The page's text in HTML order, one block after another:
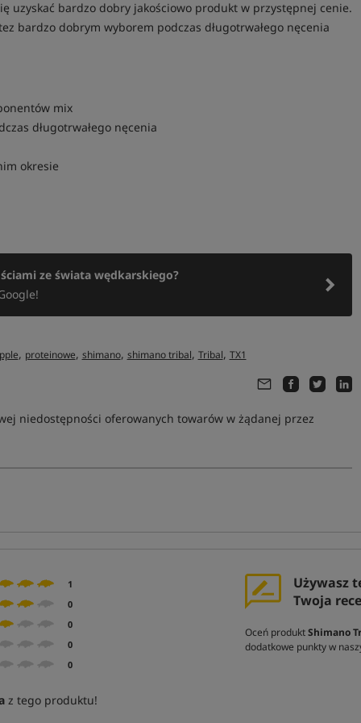
uzyskać bardzo dobry jakościowo produkt w przystępnej cenie.
bardzo dobrym wyborem podczas długotrwałego nęcenia
mix
długotrwałego nęcenia
okresie
ze świata wędkarskiego?
, proteinowe, shimano, shimano tribal, Tribal, TX1
niedostępności oferowanych towarów w żądanej przez
1
0
0
0
0
z tego produktu!
Używasz
Twoja
Oceń produktShimano
dodatkowe punkty w